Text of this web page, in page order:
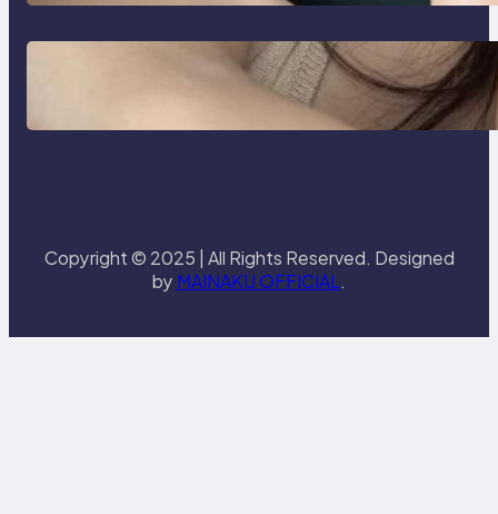
Zodiak Harian & Berita Viral Spesial
Hari Ini – MAINAKU
Copyright © 2025 | All Rights Reserved. Designed
by MAINAKU OFFICIAL.